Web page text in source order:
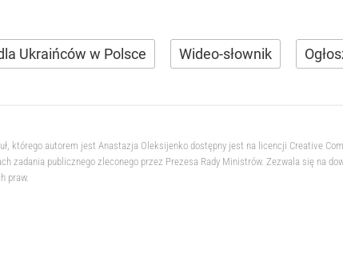
Ukraińców w Polsce Wideo-słownik
którego autorem jest Anastazja Oleksijenko dostępny jest na licencji Creative
zadania publicznego zleconego przez Prezesa Rady Ministrów. Zezwala się na
praw.